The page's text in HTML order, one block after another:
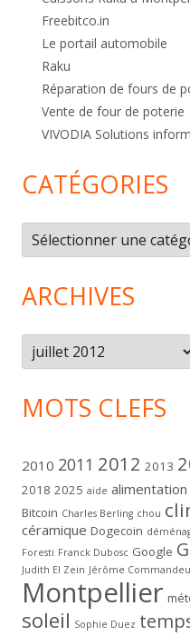
Freebitco.in
Le portail automobile
Raku
Réparation de fours de
Vente de four de poterie
VIVODIA Solutions
CATÉGORIES
Catégories
ARCHIVES
Archives
MOTS CLEFS
2010 2011 2012 2013
2018 2025 aide alimentation
Bitcoin Charles Berling chou
céramique Dogecoin
Foresti Franck Dubosc Google
Judith El Zein Jérôme
Montpellier
soleil Sophie Duez